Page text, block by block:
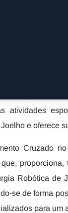
SP é um
Este
atividades
e oferece
Cruzado
Robótica de
se de forma
para um